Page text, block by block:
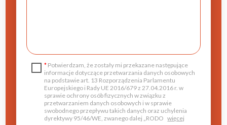
* Potwierdzam, że zostały mi przekazane następujące
informacje dotyczące przetwarzania danych osobowych
na podstawie art. 13 Rozporządzenia Parlamentu
Europejskiego i Rady UE 2016/679 z 27.04.2016 r. w
sprawie ochrony osób fizycznych w związku z
przetwarzaniem danych osobowych i w sprawie
swobodnego przepływu takich danych oraz uchylenia
dyrektywy 95/46/WE, zwanego dalej „RODO więcej